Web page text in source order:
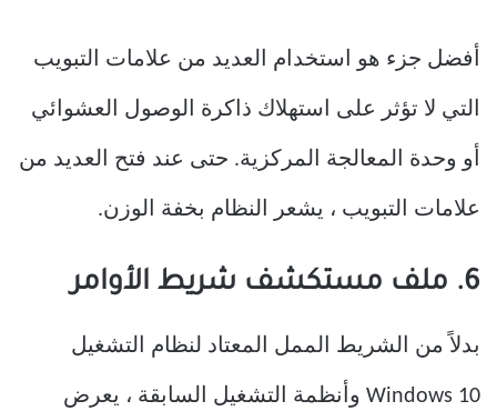
أفضل جزء هو استخدام العديد من علامات التبويب
التي لا تؤثر على استهلاك ذاكرة الوصول العشوائي
أو وحدة المعالجة المركزية. حتى عند فتح العديد من
علامات التبويب ، يشعر النظام بخفة الوزن.
6. ملف مستكشف شريط الأوامر
بدلاً من الشريط الممل المعتاد لنظام التشغيل
Windows 10 وأنظمة التشغيل السابقة ، يعرض